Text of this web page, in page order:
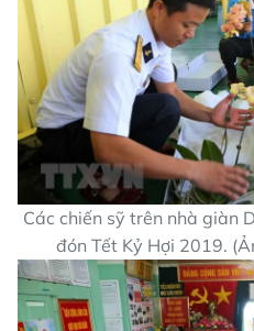
Các chiến sỹ trên nhà giàn
đón Tết Kỷ Hợi 2019.